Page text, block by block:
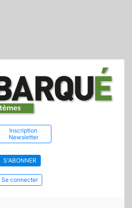
Inscription
Newsletter
S'ABONNER
Se connecter